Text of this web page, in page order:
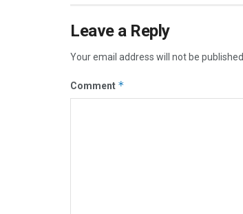
Leave a Reply
Your email address will not be published.
Comment *